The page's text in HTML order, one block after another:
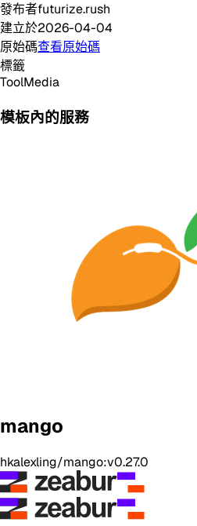
發布者futurize.rush
建立於2026-04-04
原始碼查看原始碼
標籤
ToolMedia
模板內的服務
mango
hkalexling/mango:v0.27.0